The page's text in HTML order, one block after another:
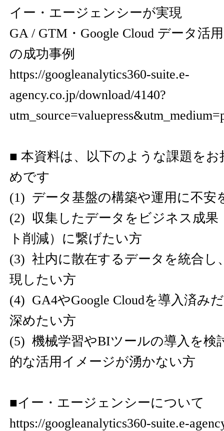
イー・エージェンシーが実現
GA / GTM・Google Cloud データ活
の成功事例
https://googleanalytics360-suite.e-
agency.co.jp/download/4140?
■ 本資料は、以下のような課題を
めです
(1) データ基盤の構築や運用に不安
(2) 収集したデータをビジネス成果
ト削減）に繋げたい方
(3) 社内に散在するデータを統合し
現したい方
(4) GA4やGoogle Cloudを導入済み
深めたい方
(5) 機械学習やBIツールの導入を検
的な活用イメージが湧かない方
■イー・エージェンシーについて
https://googleanalytics360-suite.e-